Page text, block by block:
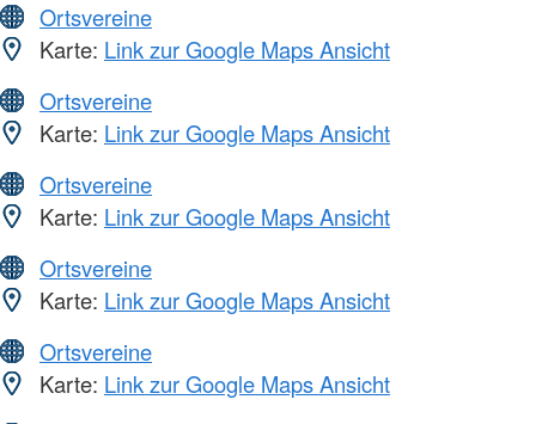
Ortsvereine
Karte: Link zur Google Maps Ansicht
Ortsvereine
Karte: Link zur Google Maps Ansicht
Ortsvereine
Karte: Link zur Google Maps Ansicht
Ortsvereine
Karte: Link zur Google Maps Ansicht
Ortsvereine
Karte: Link zur Google Maps Ansicht